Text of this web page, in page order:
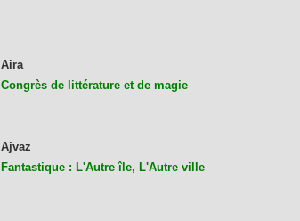
Aira
Congrès de littérature et de magie
Ajvaz
Fantastique : L'Autre île, L'Autre ville